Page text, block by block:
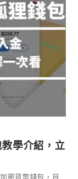
學介紹，立
密貨幣錢包，目